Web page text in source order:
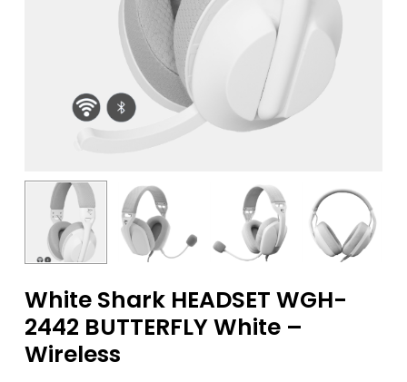
White Shark HEADSET WGH-
2442 BUTTERFLY White –
Wireless